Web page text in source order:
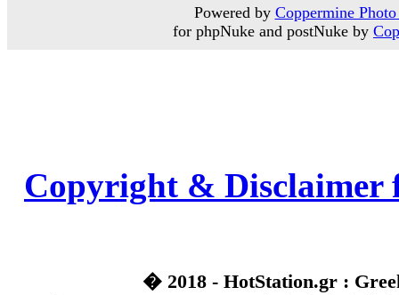
Powered by Coppermine
for phpNuke and postNuke by
Copyright & Disclaimer
� 2018 - HotStation.gr :